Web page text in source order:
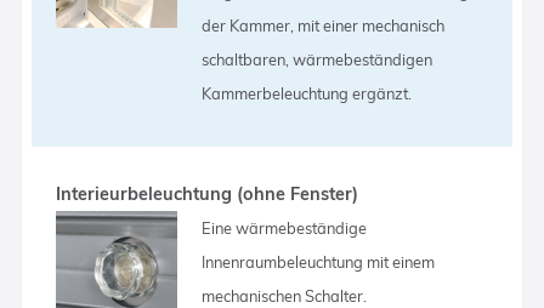
der Kammer, mit einer mechanisch
schaltbaren, wärmebeständigen
Kammerbeleuchtung ergänzt.
Interieurbeleuchtung (ohne Fenster)
Eine wärmebeständige
Innenraumbeleuchtung mit einem
mechanischen Schalter.